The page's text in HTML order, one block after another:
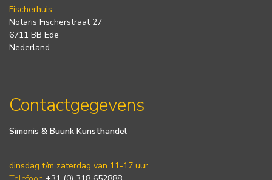
Fischerhuis
Notaris Fischerstraat 27
6711 BB Ede
Nederland
Contactgegevens
Simonis & Buunk Kunsthandel
dinsdag t/m zaterdag van 11-17 uur.